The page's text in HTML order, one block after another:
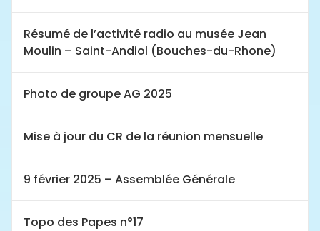
Résumé de l’activité radio au musée Jean
Moulin – Saint-Andiol (Bouches-du-Rhone)
Photo de groupe AG 2025
Mise à jour du CR de la réunion mensuelle
9 février 2025 – Assemblée Générale
Topo des Papes n°17